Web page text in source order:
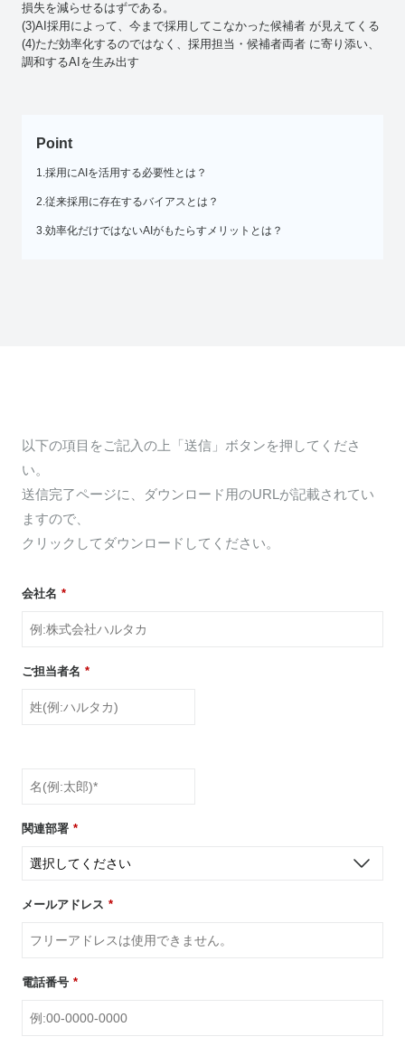
損失を減らせるはずである。
(3)AI採用によって、今まで採用してこなかった候補者 が見えてくる
(4)ただ効率化するのではなく、採用担当・候補者両者 に寄り添い、
調和するAIを生み出す
Point
1.採用にAIを活用する必要性とは？
2.従来採用に存在するバイアスとは？
3.効率化だけではないAIがもたらすメリットとは？
以下の項目をご記入の上「送信」ボタンを押してくださ
い。
送信完了ページに、ダウンロード用のURLが記載されてい
ますので、
クリックしてダウンロードしてください。
会社名 *
ご担当者名 *
関連部署 *
メールアドレス *
電話番号 *